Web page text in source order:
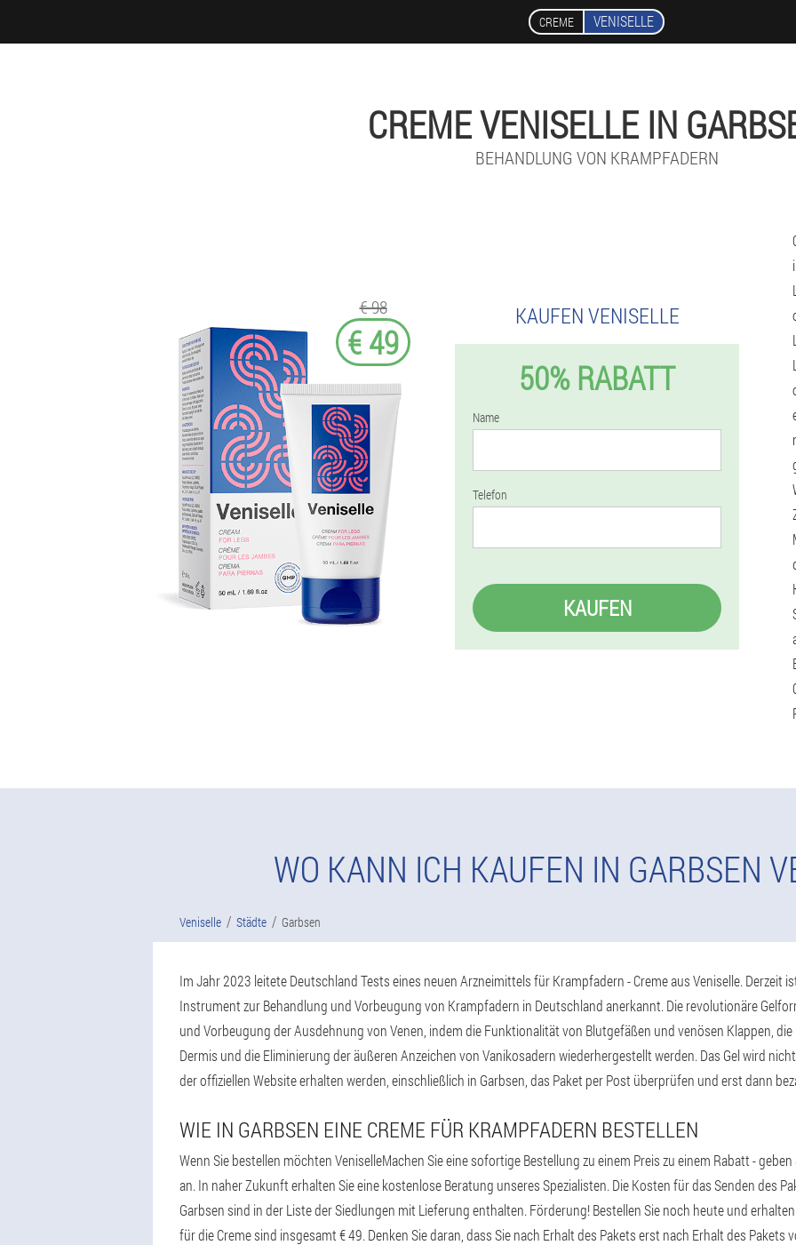
CREME VENISELLE
CREME VENISELLE IN
BEHANDLUNG VON KRAMPFADERN
€ 98
€ 49
KAUFEN VENISELLE
50% RABATT
Name
Telefon
KAUFEN
WO KANN ICH KAUFEN IN GARBSEN
Veniselle Städte Garbsen
Im Jahr 2023 leitete Deutschland Tests eines neuen Arzneimittels für Krampfadern - Creme aus Veniselle. Derzeit
Instrument zur Behandlung und Vorbeugung von Krampfadern in Deutschland anerkannt. Die revolutionäre
und Vorbeugung der Ausdehnung von Venen, indem die Funktionalität von Blutgefäßen und venösen Klappen,
Dermis und die Eliminierung der äußeren Anzeichen von Vanikosadern wiederhergestellt werden. Das Gel wird
der offiziellen Website erhalten werden, einschließlich in Garbsen, das Paket per Post überprüfen und erst dann
WIE IN GARBSEN EINE CREME FÜR KRAMPFADERN BESTELLEN
Wenn Sie bestellen möchten VeniselleMachen Sie eine sofortige Bestellung zu einem Preis zu einem Rabatt -
an. In naher Zukunft erhalten Sie eine kostenlose Beratung unseres Spezialisten. Die Kosten für das Senden des
Garbsen sind in der Liste der Siedlungen mit Lieferung enthalten. Förderung! Bestellen Sie noch heute und
für die Creme sind insgesamt € 49. Denken Sie daran, dass Sie nach Erhalt des Pakets erst nach Erhalt des Pakets